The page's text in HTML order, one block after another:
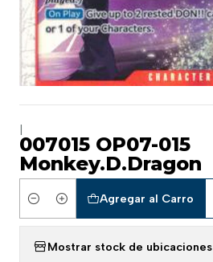
007015 OP07-015
Monkey.D.Dragon
Cantidad
Agregar al Carro
Mostrar stock de ubicaciones